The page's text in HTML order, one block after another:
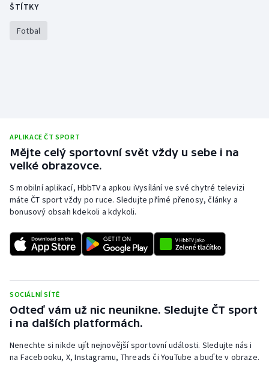
ŠTÍTKY
Fotbal
APLIKACE ČT SPORT
Mějte celý sportovní svět vždy u sebe i na
velké obrazovce.
S mobilní aplikací, HbbTV a apkou iVysílání ve své chytré televizi
máte ČT sport vždy po ruce. Sledujte přímé přenosy, články a
bonusový obsah kdekoli a kdykoli.
SOCIÁLNÍ SÍTĚ
Odteď vám už nic neunikne. Sledujte ČT sport
i na dalších platformách.
Nenechte si nikde ujít nejnovější sportovní události. Sledujte nás i
na Facebooku, X, Instagramu, Threads či YouTube a buďte v obraze.